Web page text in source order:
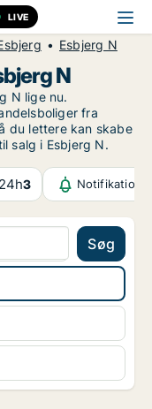
LIVE
Esbjerg N
N
N lige nu.
fra
du lettere kan skabe
salg i Esbjerg N.
3
Søg